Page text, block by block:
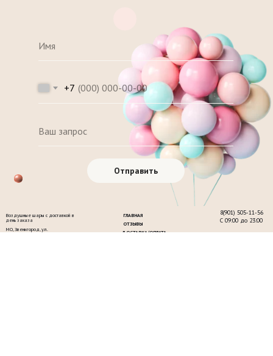
+7
Отправить
ОТЗЫВЫ
ГЛАВНАЯ
ДОСТАВКА/ОПЛАТА
8(901) 505-11-56
С 09:00 до 23:00
Воздушные шары с доставкой в
день заказа
МО, Звенигород, ул.
Московская, 32